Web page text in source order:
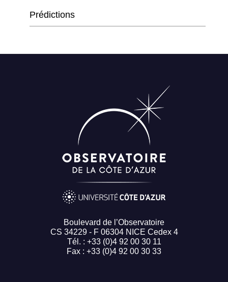
Prédictions
Boulevard de l’Observatoire
CS 34229 - F 06304 NICE Cedex 4
Tél. : +33 (0)4 92 00 30 11
Fax : +33 (0)4 92 00 30 33